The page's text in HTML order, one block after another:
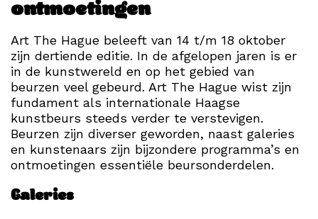
ontmoetingen
Art The Hague beleeft van 14 t/m 18 oktober
zijn dertiende editie. In de afgelopen jaren is er
in de kunstwereld en op het gebied van
beurzen veel gebeurd. Art The Hague wist zijn
fundament als internationale Haagse
kunstbeurs steeds verder te verstevigen.
Beurzen zijn diverser geworden, naast galeries
en kunstenaars zijn bijzondere programma’s en
ontmoetingen essentiële beursonderdelen.
Galeries